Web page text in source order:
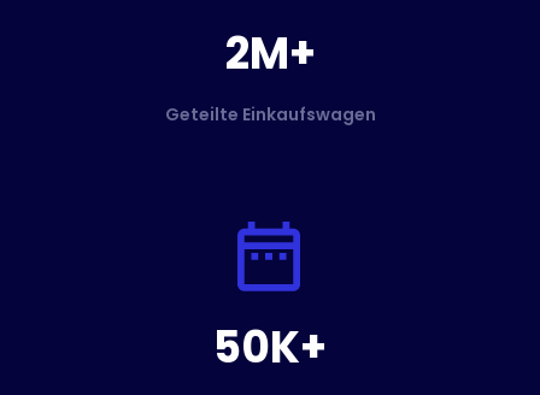
2M+
Geteilte Einkaufswagen
50K+